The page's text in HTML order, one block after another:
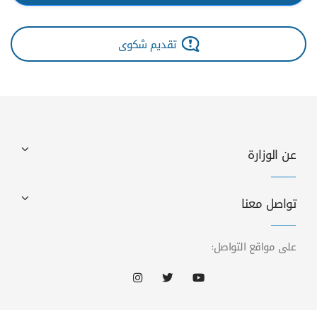
تقديم شكوى
عن الوزارة
تواصل معنا
على مواقع التواصل: